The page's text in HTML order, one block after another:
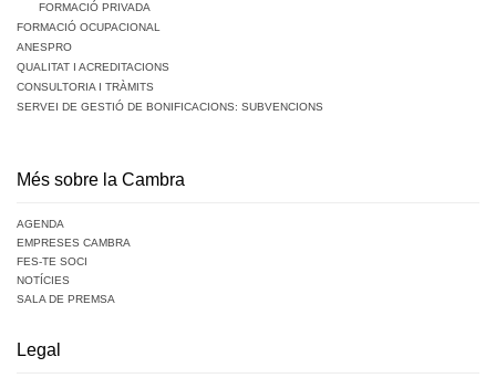
FORMACIÓ PRIVADA
FORMACIÓ OCUPACIONAL
ANESPRO
QUALITAT I ACREDITACIONS
CONSULTORIA I TRÀMITS
SERVEI DE GESTIÓ DE BONIFICACIONS: SUBVENCIONS
Més sobre la Cambra
AGENDA
EMPRESES CAMBRA
FES-TE SOCI
NOTÍCIES
SALA DE PREMSA
Legal